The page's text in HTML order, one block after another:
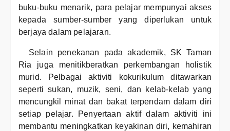
buku-buku menarik, para pelajar mempunyai akses
kepada sumber-sumber yang diperlukan untuk
berjaya dalam pelajaran.
Selain penekanan pada akademik, SK Taman
Ria juga menitikberatkan perkembangan holistik
murid. Pelbagai aktiviti kokurikulum ditawarkan
seperti sukan, muzik, seni, dan kelab-kelab yang
mencungkil minat dan bakat terpendam dalam diri
setiap pelajar. Penyertaan aktif dalam aktiviti ini
membantu meningkatkan keyakinan diri, kemahiran